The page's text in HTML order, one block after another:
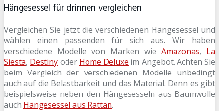
Hängesessel für drinnen vergleichen
Vergleichen Sie jetzt die verschiedenen Hängesessel und
wählen einen passenden für sich aus. Wir haben
verschiedene Modelle von Marken wie Amazonas, La
Siesta, Destiny oder Home Deluxe im Angebot. Achten Sie
beim Vergleich der verschiedenen Modelle unbedingt
auch auf die Belastbarkeit und das Material. Denn es gibt
beispielsweise neben den Hängesesseln aus Baumwolle
auch Hängesessel aus Rattan.